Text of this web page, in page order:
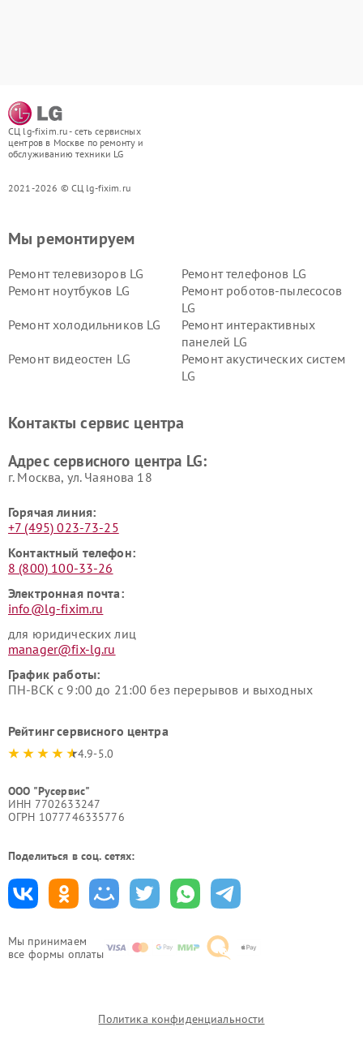
СЦ lg-fixim.ru - сеть сервисных
центров в Москве по ремонту и
обслуживанию техники LG
2021-2026 © СЦ lg-fixim.ru
Мы принимаем
все формы оплаты
Мы ремонтируем
Ремонт телевизоров LG
Ремонт телефонов LG
Ремонт ноутбуков LG
Ремонт роботов-пылесосов
LG
Ремонт холодильников LG
Ремонт интерактивных
панелей LG
Ремонт видеостен LG
Ремонт акустических систем
LG
Ремонт морозильных камер
Ремонт вертикальных
Контакты сервис центра
Адрес сервисного центра LG:
г. Москва, ул. Чаянова 18
Горячая линия:
+7 (495) 023-73-25
Контактный телефон:
8 (800) 100-33-26
Электронная почта:
info@lg-fixim.ru
для юридических лиц
manager@fix-lg.ru
График работы:
ПН-ВСК с 9:00 до 21:00 без перерывов и выходных
Рейтинг сервисного центра
4.9-5.0
ООО "Русервис"
ИНН 7702633247
ОГРН 1077746335776
Поделиться в соц. сетях:
Политика конфиденциальности